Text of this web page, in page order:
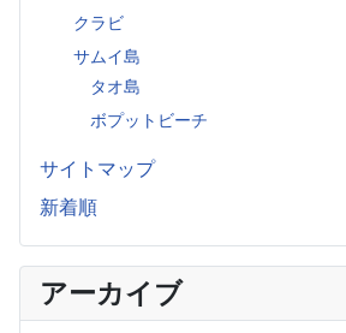
クラビ
サムイ島
タオ島
ボプットビーチ
サイトマップ
新着順
アーカイブ